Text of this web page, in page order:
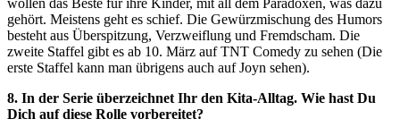
wollen das Beste für ihre Kinder, mit all dem Paradoxen, was dazu
gehört. Meistens geht es schief. Die Gewürzmischung des Humors
besteht aus Überspitzung, Verzweiflung und Fremdscham. Die
zweite Staffel gibt es ab 10. März auf TNT Comedy zu sehen (Die
erste Staffel kann man übrigens auch auf Joyn sehen).
8. In der Serie überzeichnet Ihr den Kita-Alltag. Wie hast Du
Dich auf diese Rolle vorbereitet?